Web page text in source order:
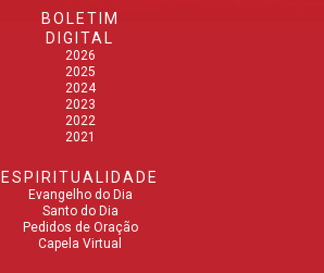
BOLETIM
DIGITAL
2026
2025
2024
2023
2022
2021
ESPIRITUALIDADE
Evangelho do Dia
Santo do Dia
Pedidos de Oração
Capela Virtual